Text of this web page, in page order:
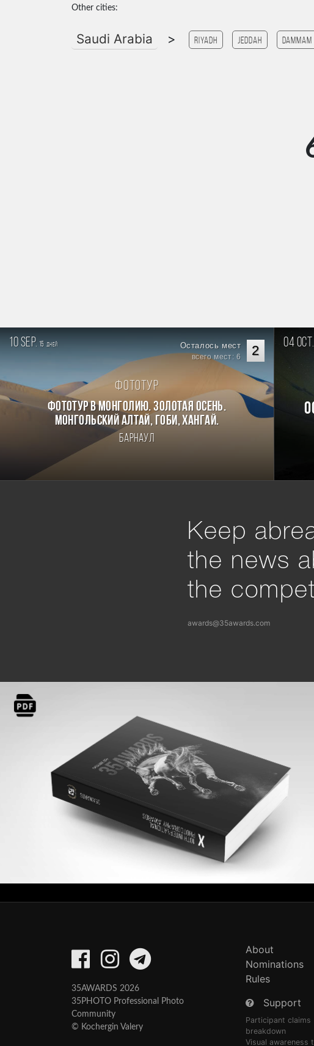
Other cities:
Saudi Arabia > riyadh Jeddah Dammam
10 sep. 15 дней 2
Осталось мест
всего мест: 6
Фототур
Фототур в Монголию. Золотая осень.
Монгольский Алтай, Гоби, Хангай.
Барнаул
04 oct.
Keep
the news
the
awards@35awards.com
35AWARDS 2026
35PHOTO Professional Photo
Community
© Kochergin Valery
About
Nominations
Rules
Support
Participant claims
breakdown
Visual awareness